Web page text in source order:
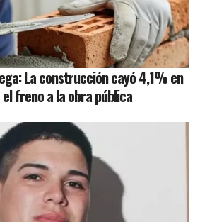
La construcción cayó 4,1% en
freno a la obra pública